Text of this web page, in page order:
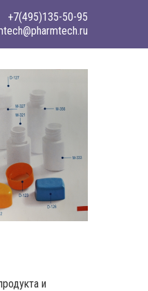
+7(495)135-50-95
и